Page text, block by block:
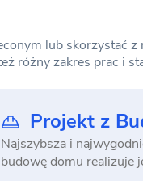
lub skorzystać
różny zakres prac i
Projekt z
Najszybsza i
budowę domu realizuje